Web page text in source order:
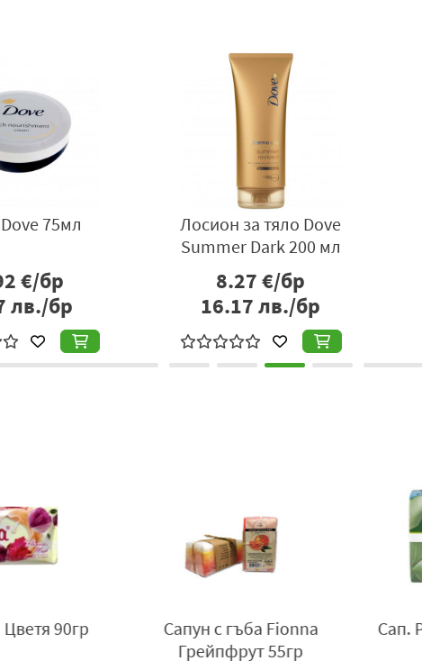
Нанесете върху влажна кожа, с
пяна. Изплакнете обилно с вода.
75мл
€/бр
лв./бр
Лосион за тяло Dove
Summer Dark 200 мл
8.27€/бр
16.17лв./бр
Лайка 90гр
Сапун Krispa Докторски с
Уреа 100 гр